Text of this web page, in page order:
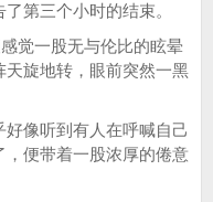
第三个小时的结束。
觉一股无与伦比的眩晕
旋地转，眼前突然一黑
像听到有人在呼喊自己
便带着一股浓厚的倦意